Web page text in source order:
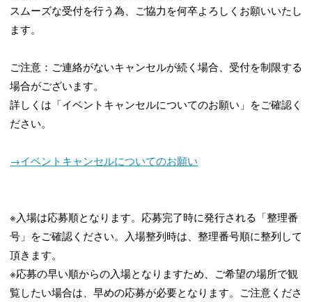
スムーズな受付を行う為、ご協力を何卒よろしくお願いいたし
ます。
ご注意：ご連絡がないキャンセルが続く場合、受付を制限する
場合がございます。
詳しくは「イベントキャンセルについてのお願い」をご確認く
ださい。
→イベントキャンセルについてのお願い
※入場は応募順となります。応募完了時に発行される「整理番
号」をご確認ください。入場整列時は、整理番号順に整列して
頂きます。
※応募の早い順からの入場となりますため、ご希望の場所で観
覧したい場合は、早めの応募が必要となります。ご注意くださ